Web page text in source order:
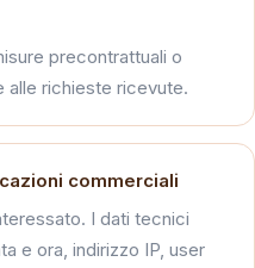
precontrattuali o
alle richieste ricevute.
commerciali
I dati tecnici
e ora, indirizzo IP, user